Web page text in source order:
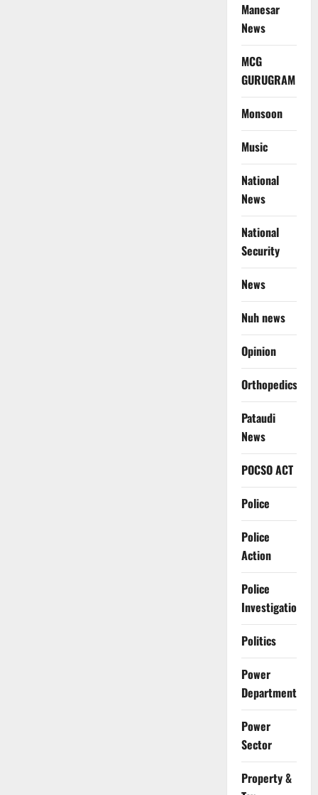
Manesar
News
MCG
GURUGRAM
Monsoon
Music
National
News
National
Security
News
Nuh news
Opinion
Orthopedics
Pataudi
News
POCSO ACT
Police
Police
Action
Police
Investigation
Politics
Power
Department
Power
Sector
Property &